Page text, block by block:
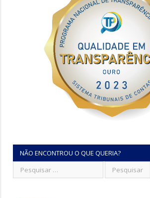
NÃO ENCONTROU O QUE QUERIA?